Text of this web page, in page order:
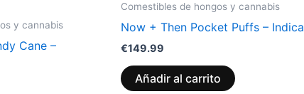
y cannabis
Cane –
Comestibles de hongos y cannabis
Now + Then Pocket Puffs – Indica
€149.99
Añadir al carrito